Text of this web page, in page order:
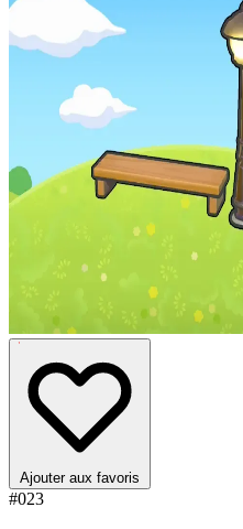
Ajouter aux favoris
#023